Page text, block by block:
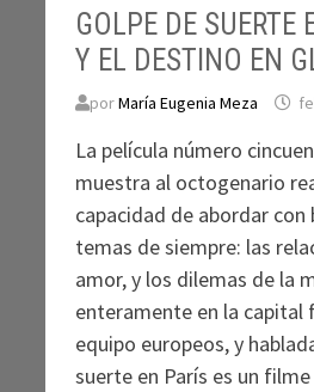
GOLPE DE SUERTE
Y EL DESTINO EN
porMaría Eugenia Meza
La película número
muestra al octogenario
capacidad de abordar
temas de siempre: las
amor, y los dilemas de la
enteramente en la capital
equipo europeos, y
suerte en París es un